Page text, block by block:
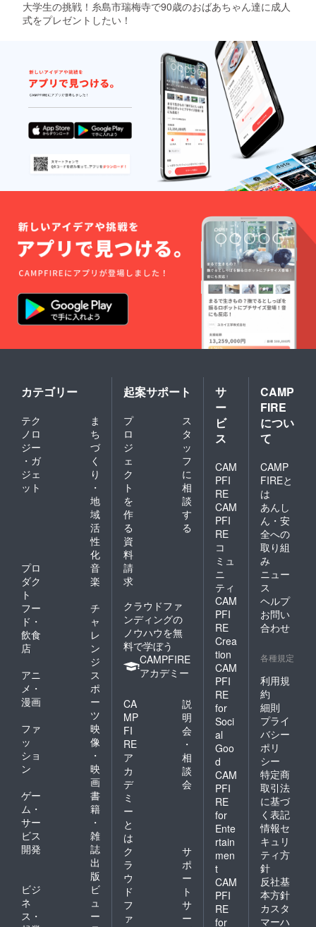
大学生の挑戦！糸島市瑞梅寺で90歳のおばあちゃん達に成人
式をプレゼントしたい！
カテゴリー
テク
ノロ
ジー
・ガ
ジェ
ット
ま
ち
づ
く
り
・
地
域
活
性
化
プロ
ダク
ト
音
楽
フー
ド・
飲食
店
チ
ャ
レ
ン
ジ
アニ
メ・
漫画
ス
ポ
ー
ツ
ファ
ッ
ショ
ン
映
像
・
映
画
ゲー
ム・
サー
ビス
開発
書
籍
・
雑
誌
出
版
ビジ
ネ
ス・
ビ
ュ
ー
起案サポート
プ
ロ
ジ
ェ
ク
ト
を
作
る
ス
タ
ッ
フ
に
相
談
す
る
資
料
請
求
クラウドファ
ンディングの
ノウハウを無
料で学ぼう
CAMPFIRE
アカデミー
CA
MP
FI
RE
ア
カ
デ
ミ
ー
と
は
説
明
会
・
相
談
会
ク
ラ
ウ
ド
フ
ァ
サ
ポ
ー
ト
サ
ー
サ
ー
ビ
ス
CAM
PFI
RE
CAM
PFI
RE
コ
ミュ
ニ
ティ
CAM
PFI
RE
Crea
tion
CAM
PFI
RE
for
Soci
al
Goo
d
CAM
PFI
RE
for
Ente
rtain
men
t
CAM
PFI
RE
for
CAMP
FIRE
につい
て
CAMP
FIREと
は
あんし
ん・安
全への
取り組
み
ニュー
ス
ヘルプ
お問い
合わせ
各種規定
利用規
約
細則
プライ
バシー
ポリ
シー
特定商
取引法
に基づ
く表記
情報セ
キュリ
ティ方
針
反社基
本方針
カスタ
マーハ